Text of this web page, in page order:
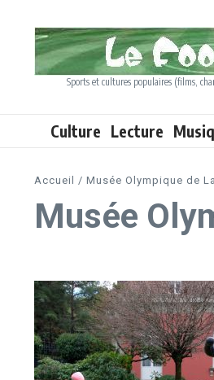
Sports et cultures populaires (films,
Culture Lecture
Accueil / Musée Olympique de
Musée